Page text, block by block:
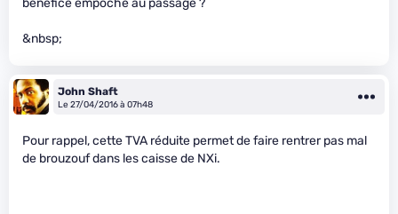
bénéfice empoché au passage ?
&nbsp;
John Shaft
Le 27/04/2016 à 07h48
Pour rappel, cette TVA réduite permet de faire rentrer pas mal
de brouzouf dans les caisse de NXi.